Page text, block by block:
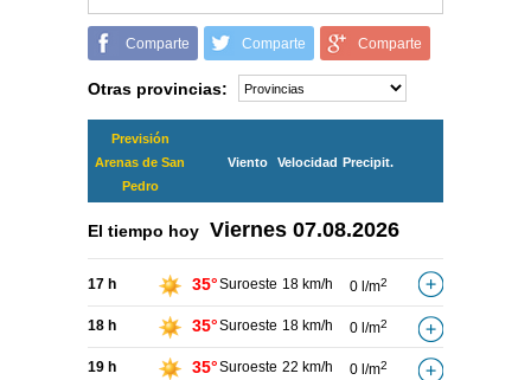
Comparte Comparte Comparte
Otras provincias:
Previsión
Arenas de San
Pedro
Viento Velocidad Precipit.
El tiempo hoy Viernes 07.08.2026
17 h 35°Suroeste 18 km/h 0 l/m2
18 h 35°Suroeste 18 km/h 0 l/m2
19 h 35°Suroeste 22 km/h 0 l/m2